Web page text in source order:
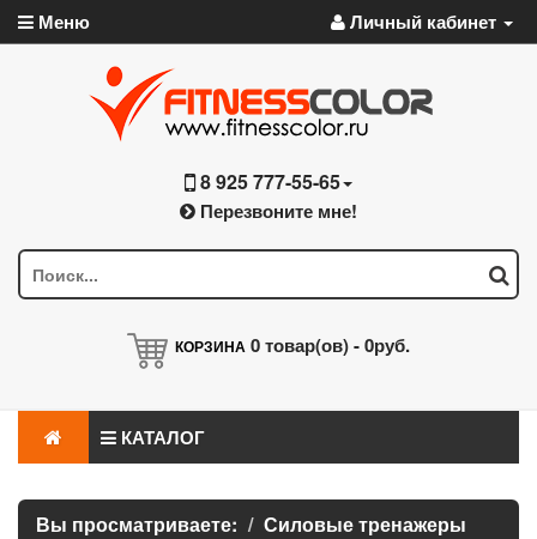
Меню Личный кабинет
8 925 777-55-65
Перезвоните мне!
КОРЗИНА 0товар(ов) -0руб.
КАТАЛОГ
Вы просматриваете:
Силовые тренажеры